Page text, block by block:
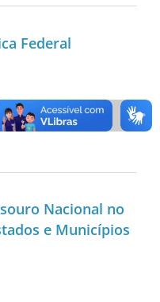
Federal
Nacional no
e Municípios